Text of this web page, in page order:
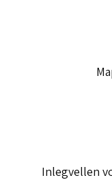
Inlegvellen